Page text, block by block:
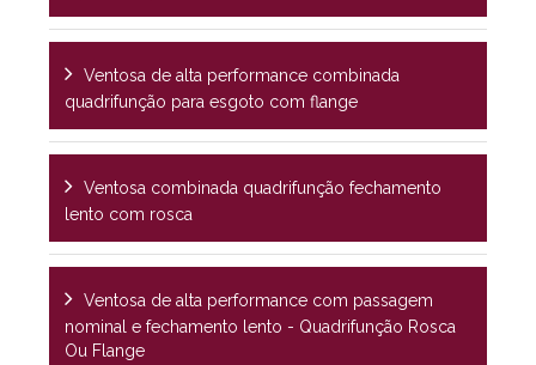
Ventosa de alta performance combinada
quadrifunção para esgoto com flange
Ventosa combinada quadrifunção fechamento
lento com rosca
Ventosa de alta performance com passagem
nominal e fechamento lento - Quadrifunção Rosca
Ou Flange